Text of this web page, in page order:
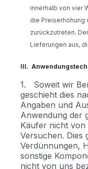
innerhalb von vier
die Preiserhöhung
zurückzutreten.
Lieferungen aus,
III.
1.
Soweit wir
geschieht dies
Angaben und
Anwendung der
Käufer nicht von
Versuchen. Dies
Verdünnungen,
sonstige
nicht von uns